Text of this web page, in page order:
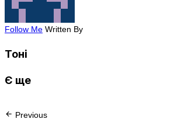
Follow Me Written By
Тоні
Є ще
Previous